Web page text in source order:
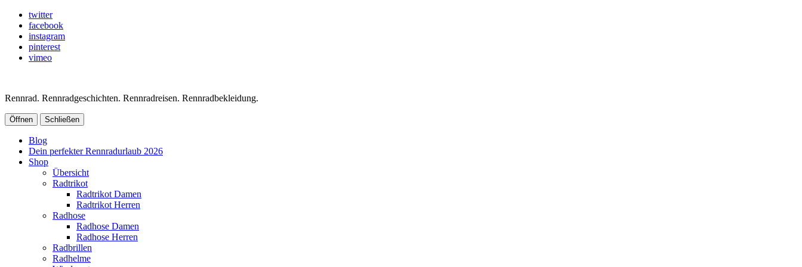
twitter
facebook
instagram
pinterest
vimeo
Rennrad. Rennradgeschichten. Rennradreisen. Rennradbekleidung.
Öffnen Schließen
Blog
Dein perfekter Rennradurlaub 2026
Shop
Übersicht
Radtrikot
Radtrikot Damen
Radtrikot Herren
Radhose
Radhose Damen
Radhose Herren
Radbrillen
Radhelme